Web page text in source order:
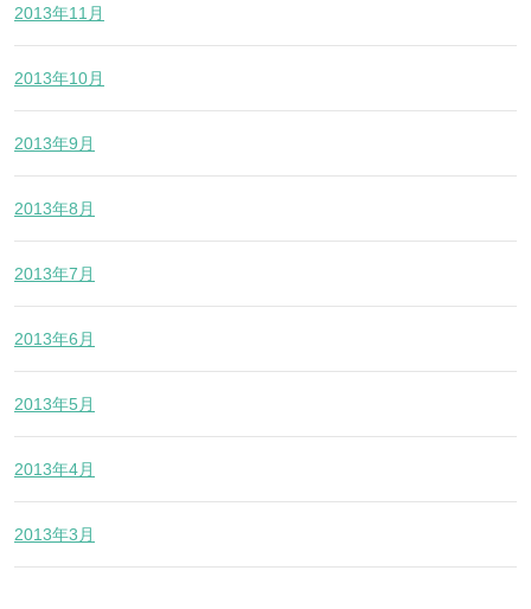
2013年11月
2013年10月
2013年9月
2013年8月
2013年7月
2013年6月
2013年5月
2013年4月
2013年3月